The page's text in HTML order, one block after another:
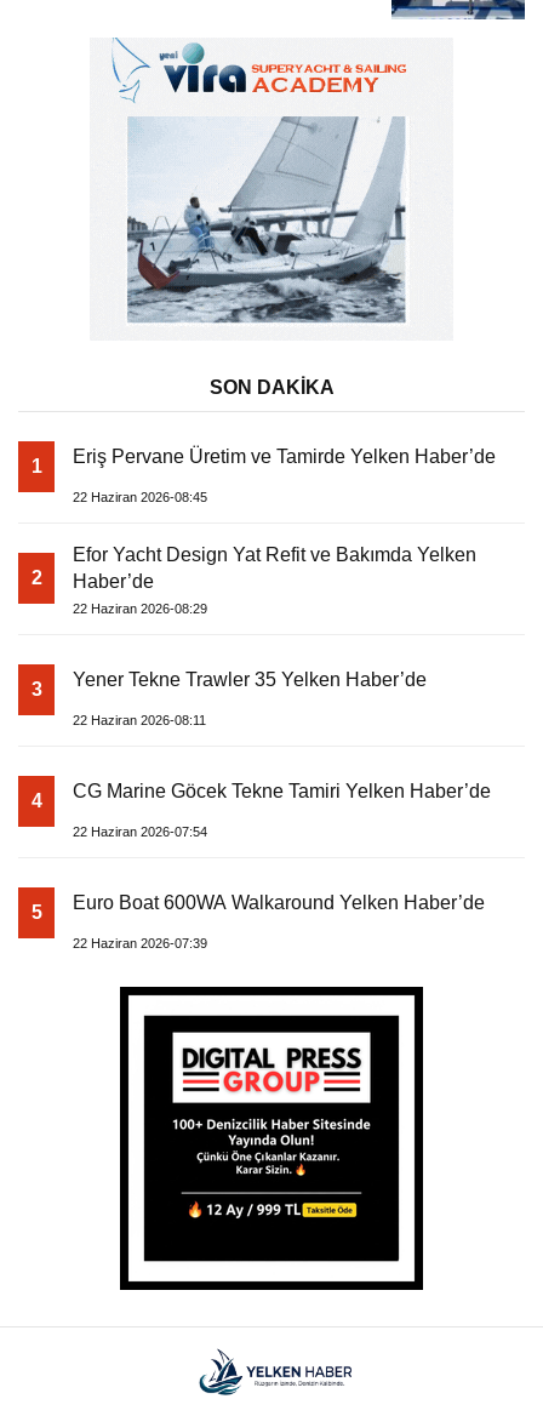
SON DAKİKA
1 Eriş Pervane Üretim ve Tamirde Yelken Haber’de
22 Haziran 2026-08:45
2
Efor Yacht Design Yat Refit ve Bakımda Yelken
Haber’de
22 Haziran 2026-08:29
3 Yener Tekne Trawler 35 Yelken Haber’de
22 Haziran 2026-08:11
4 CG Marine Göcek Tekne Tamiri Yelken Haber’de
22 Haziran 2026-07:54
5 Euro Boat 600WA Walkaround Yelken Haber’de
22 Haziran 2026-07:39